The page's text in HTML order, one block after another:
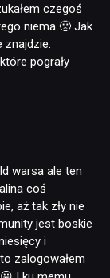
czegoś
niema 🙁 Jak
znajdzie.
pograły
warsa ale ten
coś
aż tak zły nie
jest boskie
i
zalogowałem